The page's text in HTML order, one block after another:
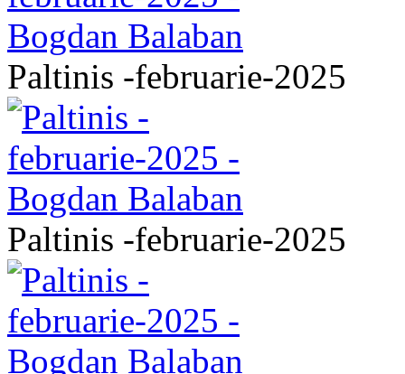
Paltinis -februarie-2025
Paltinis -februarie-2025